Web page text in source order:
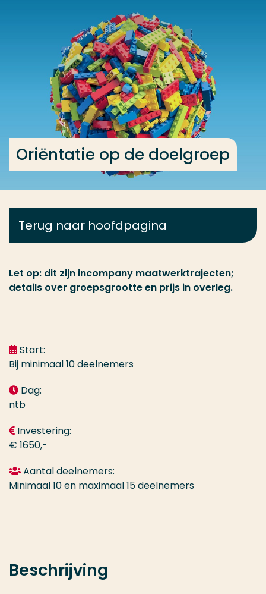
... > Oriëntatie op de doelgroep
Oriëntatie op de doelgroep
Terug naar hoofdpagina
Let op: dit zijn incompany maatwerktrajecten;
details over groepsgrootte en prijs in overleg.
Start:
Bij minimaal 10 deelnemers
Dag:
ntb
Investering:
€ 1650,-
Aantal deelnemers:
Minimaal 10 en maximaal 15 deelnemers
Beschrijving
Veel gezocht
Opleiding
Contact